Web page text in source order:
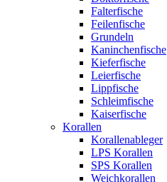
Falterfische
Feilenfische
Grundeln
Kaninchenfische
Kieferfische
Leierfische
Lippfische
Schleimfische
Kaiserfische
Korallen
Korallenableger
LPS Korallen
SPS Korallen
Weichkorallen